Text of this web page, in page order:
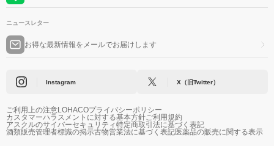
ニュースレター
お得な最新情報をメールでお届けします
Instagram X（旧Twitter）
ご利用上の注意LOHACOプライバシーポリシー
カスタマーハラスメントに対する基本方針ご利用規約
アスクルのサイバーセキュリティ特定商取引法に基づく表記
酒類販売管理者標識の掲示古物営業法に基づく表記医薬品の販売に関する表示